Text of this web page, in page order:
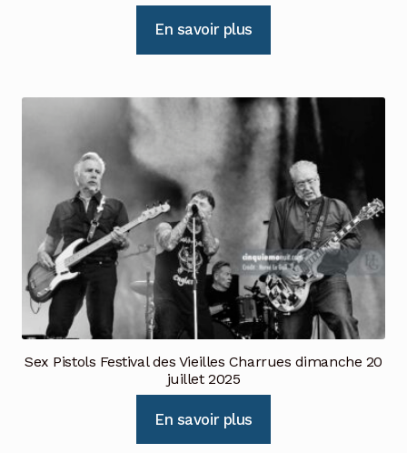
En savoir plus
Sex Pistols Festival des Vieilles Charrues dimanche 20
juillet 2025
En savoir plus